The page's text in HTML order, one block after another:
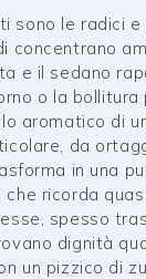
sono le radici e
concentrano
e il sedano
o la bollitura
aromatico di
da
in una
ricorda
spesso
dignità
un pizzico di